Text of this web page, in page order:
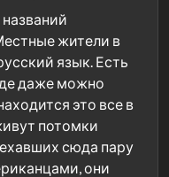
жители в
язык. Есть
даже можно
это все в
потомки
сюда пару
они